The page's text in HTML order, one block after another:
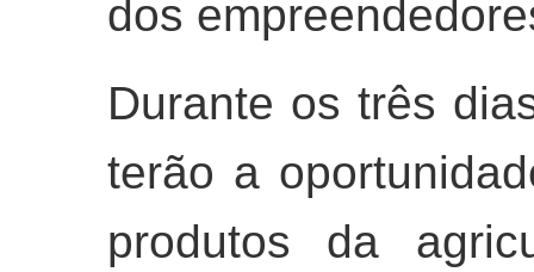
dos
Durante os três
terão a
produtos da